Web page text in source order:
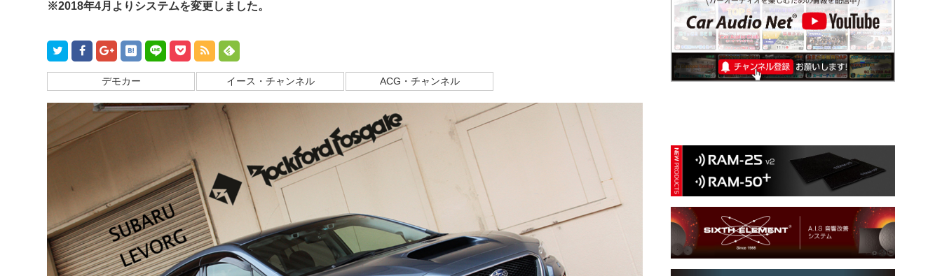
※2018年4月よりシステムを変更しました。
デモカー イース・チャンネル ACG・チャンネル